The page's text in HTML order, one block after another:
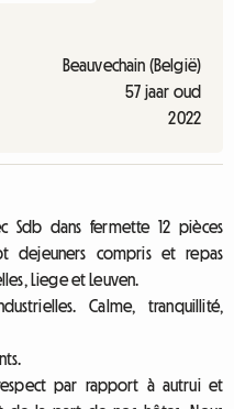
Beauvechain (België)
57 jaar oud
2022
Sdb dans fermette 12 pièces
dejeuners compris et repas
Liege et Leuven.
Calme, tranquillité,
par rapport à autrui et